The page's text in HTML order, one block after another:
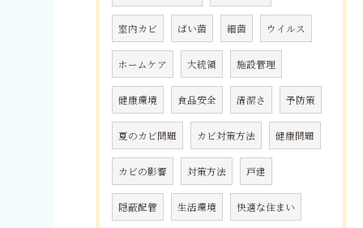
室内カビ ばい菌 細菌 ウイルス
ホームケア 大統領 施設管理
健康環境 食品安全 清潔さ 予防策
夏のカビ問題 カビ対策方法 健康問題
カビの影響 対策方法 戸建
隠蔽配管 生活環境 快適な住まい